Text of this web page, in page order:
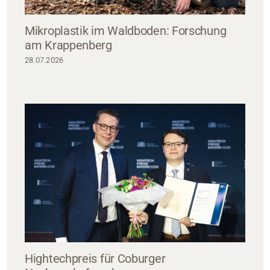
Mikroplastik im Waldboden: Forschung
am Krappenberg
28.07.2026
Hightechpreis für Coburger